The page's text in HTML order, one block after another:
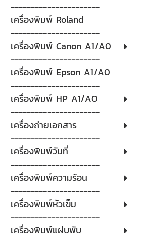
----------------------
เครื่องพิมพ์ Roland
----------------------
เครื่องพิมพ์ Canon A1/A0
----------------------
เครื่องพิมพ์ Epson A1/A0
----------------------
เครื่องพิมพ์ HP A1/A0
----------------------
เครื่องถ่ายเอกสาร
----------------------
เครื่องพิมพ์วันที่
----------------------
เครื่องพิมพ์ความร้อน
----------------------
เครื่องพิมพ์หัวเข็ม
----------------------
เครื่องพิมพ์แผ่บพับ